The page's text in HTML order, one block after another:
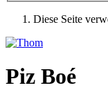
Diese Seite
Piz Boé